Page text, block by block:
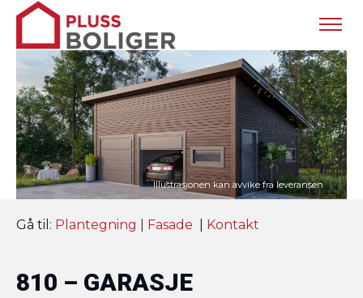
Gå til: Plantegning Fasade Kontakt
810 – GARASJE